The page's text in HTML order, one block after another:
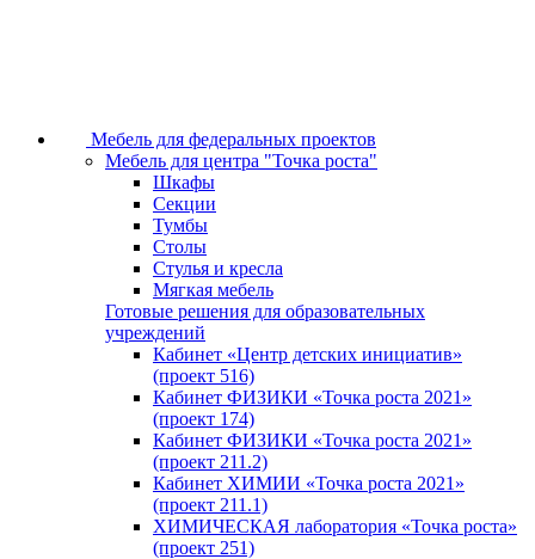
Мебель для федеральных проектов
Мебель для центра "Точка роста"
Шкафы
Секции
Тумбы
Столы
Стулья и кресла
Мягкая мебель
Готовые решения для образовательных
учреждений
Кабинет «Центр детских инициатив»
(проект 516)
Кабинет ФИЗИКИ «Точка роста 2021»
(проект 174)
Кабинет ФИЗИКИ «Точка роста 2021»
(проект 211.2)
Кабинет ХИМИИ «Точка роста 2021»
(проект 211.1)
ХИМИЧЕСКАЯ лаборатория «Точка роста»
(проект 251)